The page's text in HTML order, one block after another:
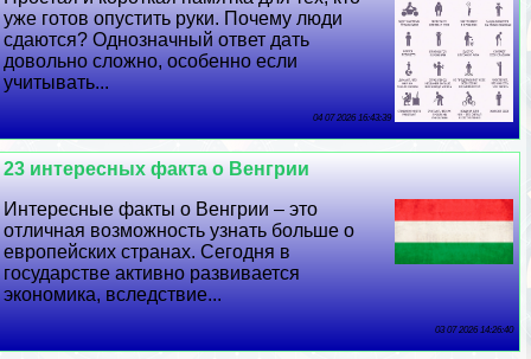
уже готов опустить руки. Почему люди
сдаются? Однозначный ответ дать
довольно сложно, особенно если
учитывать...
04 07 2026 16:43:39
23 интересных факта о Венгрии
Интересные факты о Венгрии – это
отличная возможность узнать больше о
европейских странах. Сегодня в
государстве активно развивается
экономика, вследствие...
03 07 2026 14:26:40